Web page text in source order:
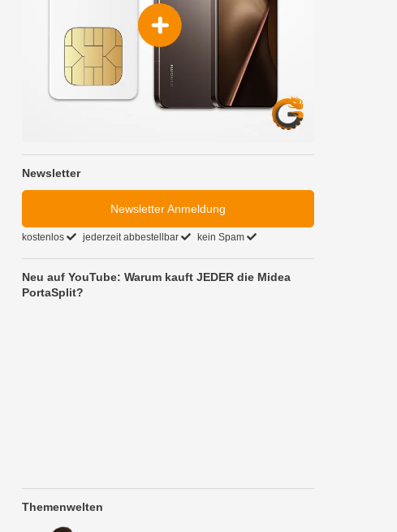
Newsletter
Newsletter Anmeldung
kostenlos jederzeit abbestellbar kein Spam
Neu auf YouTube: Warum kauft JEDER die Midea
PortaSplit?
Themenwelten